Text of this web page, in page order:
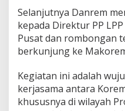
I
P
u
s
a
Selanjutnya Danrem
kepada Direktur PP LPP
Pusat dan rombongan
berkunjung ke
Kegiatan ini adalah
kerjasama antara
khususnya di wilayah